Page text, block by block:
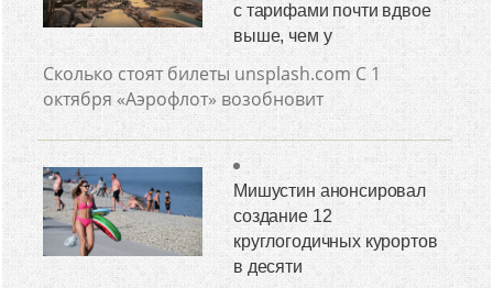
с тарифами почти вдвое
выше, чем у
Сколько стоят билеты unsplash.com С 1
октября «Аэрофлот» возобновит
Мишустин анонсировал
создание 12
круглогодичных курортов
в десяти